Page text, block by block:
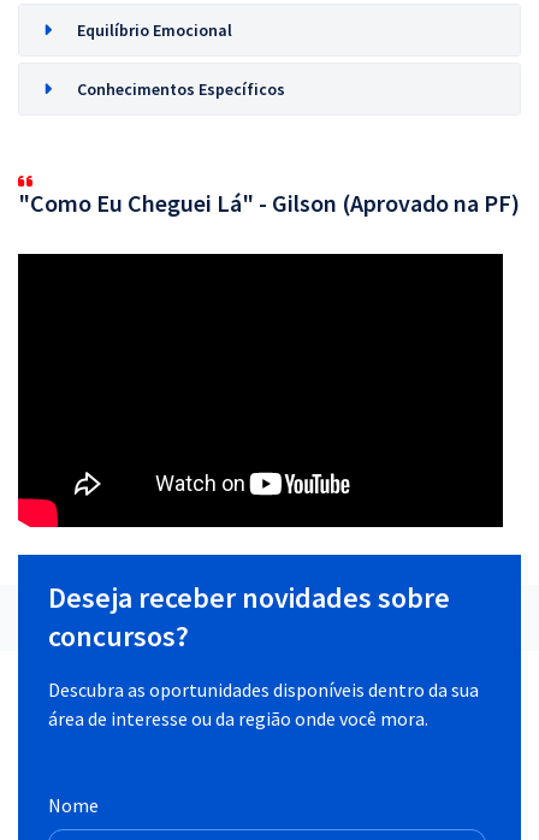
Equilíbrio Emocional
Conhecimentos Específicos
"Como Eu Cheguei Lá" - Gilson (Aprovado na PF)
Deseja receber novidades sobre
concursos?
Descubra as oportunidades disponíveis dentro da sua
área de interesse ou da região onde você mora.
Nome